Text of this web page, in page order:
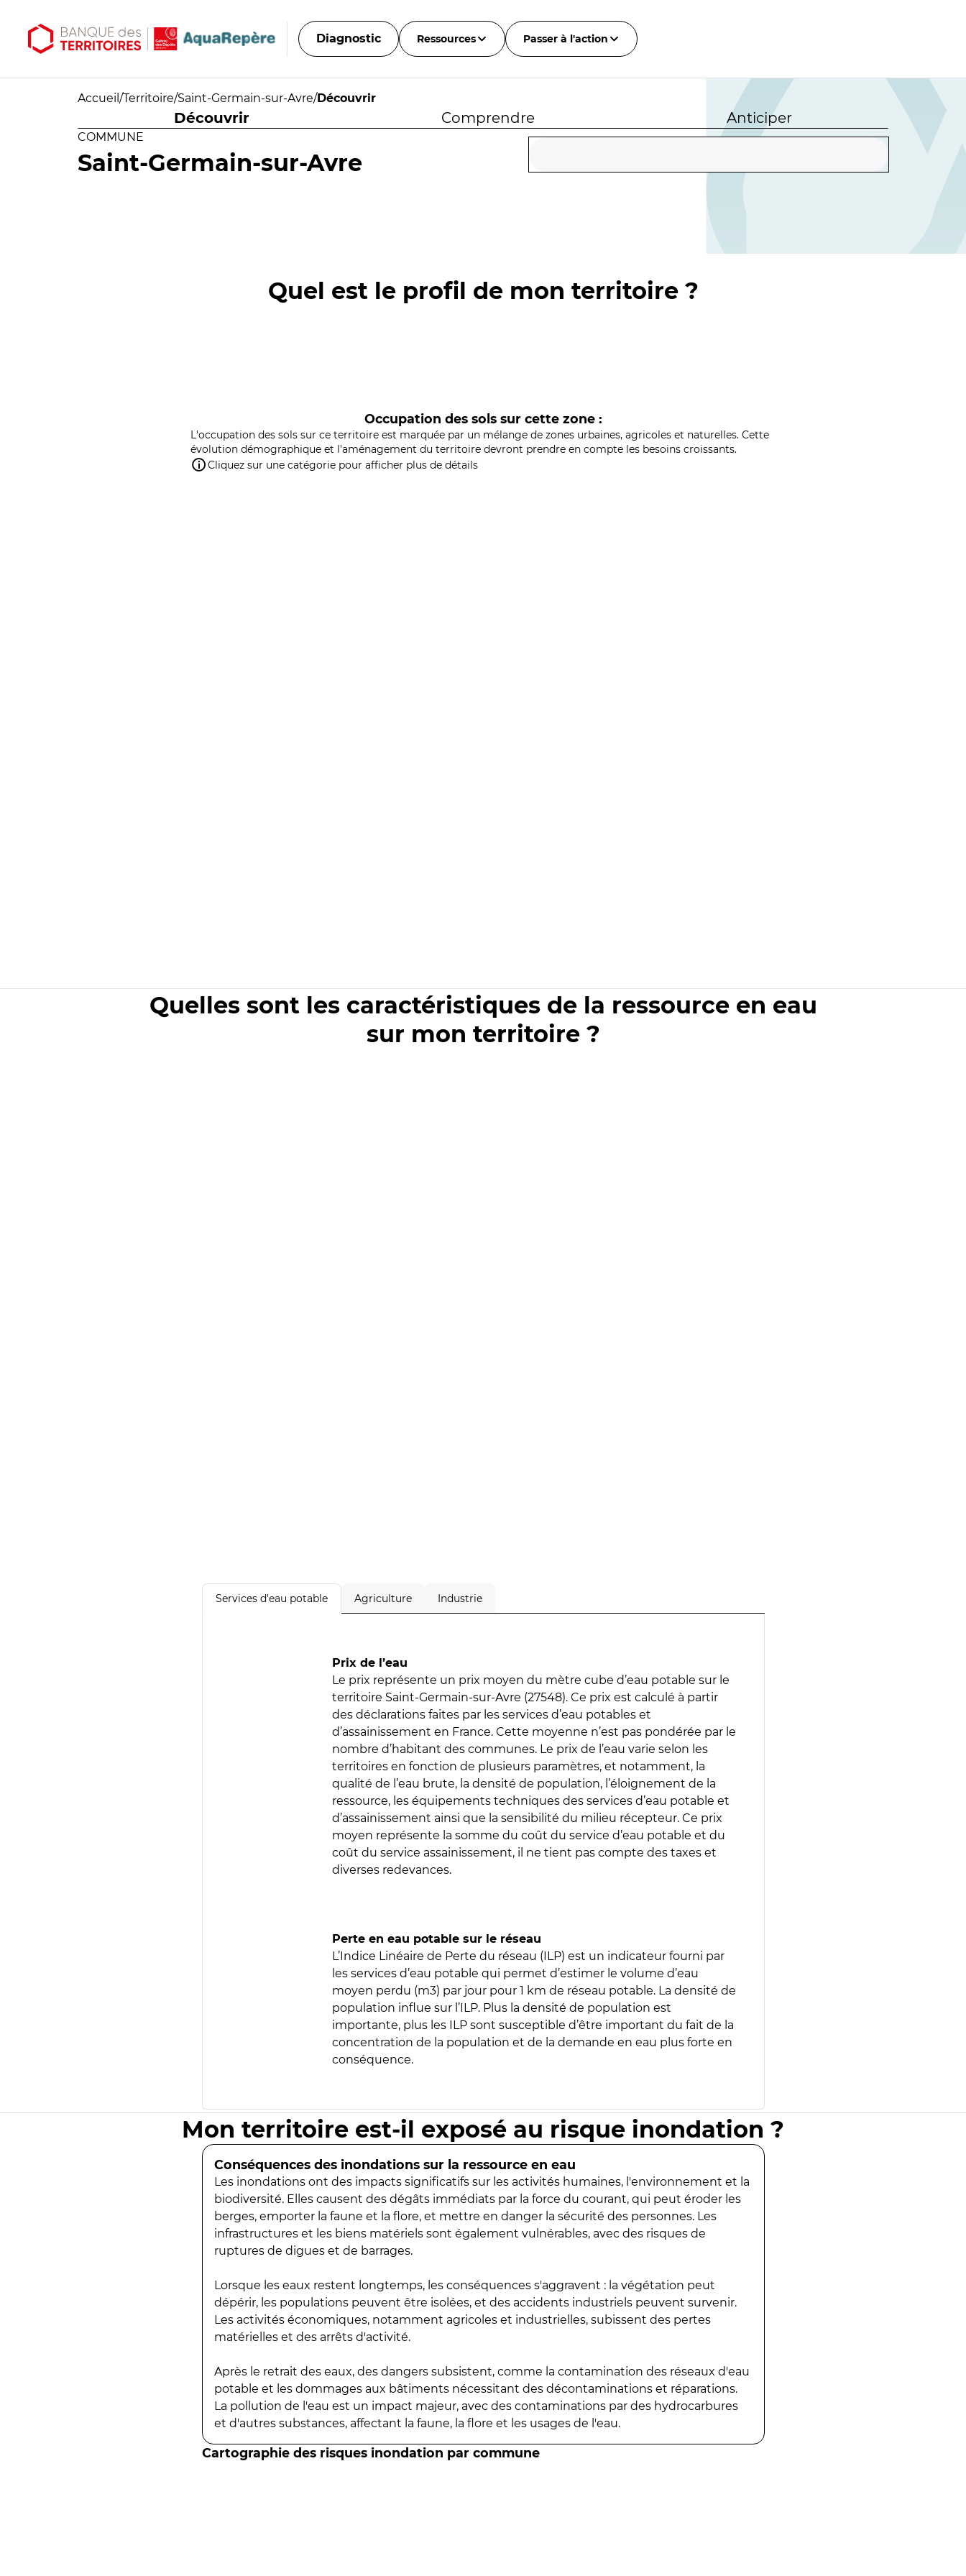
Diagnostic Ressources Passer à l'action
Accueil /Territoire/Saint-Germain-sur-Avre/Découvrir
Découvrir Comprendre Anticiper
COMMUNE
Saint-Germain-sur-Avre
Quel est le profil de mon territoire ?
Occupation des sols sur cette zone :
L'occupation des sols sur ce territoire est marquée par un mélange de zones urbaines, agricoles et naturelles. Cette
évolution démographique et l'aménagement du territoire devront prendre en compte les besoins croissants.
Cliquez sur une catégorie pour afficher plus de détails
Quelles sont les caractéristiques de la ressource en eau
sur mon territoire ?
Services d'eau potable Agriculture Industrie
Prix de l’eau
Le prix représente un prix moyen du mètre cube d’eau potable sur le
territoire Saint-Germain-sur-Avre (27548). Ce prix est calculé à partir
des déclarations faites par les services d’eau potables et
d’assainissement en France. Cette moyenne n’est pas pondérée par le
nombre d’habitant des communes. Le prix de l’eau varie selon les
territoires en fonction de plusieurs paramètres, et notamment, la
qualité de l’eau brute, la densité de population, l’éloignement de la
ressource, les équipements techniques des services d’eau potable et
d’assainissement ainsi que la sensibilité du milieu récepteur. Ce prix
moyen représente la somme du coût du service d’eau potable et du
coût du service assainissement, il ne tient pas compte des taxes et
diverses redevances.
Perte en eau potable sur le réseau
L’Indice Linéaire de Perte du réseau (ILP) est un indicateur fourni par
les services d’eau potable qui permet d’estimer le volume d’eau
moyen perdu (m3) par jour pour 1 km de réseau potable. La densité de
population influe sur l’ILP. Plus la densité de population est
importante, plus les ILP sont susceptible d’être important du fait de la
concentration de la population et de la demande en eau plus forte en
conséquence.
Mon territoire est-il exposé au risque inondation ?
Conséquences des inondations sur la ressource en eau
Les inondations ont des impacts significatifs sur les activités humaines, l'environnement et la
biodiversité. Elles causent des dégâts immédiats par la force du courant, qui peut éroder les
berges, emporter la faune et la flore, et mettre en danger la sécurité des personnes. Les
infrastructures et les biens matériels sont également vulnérables, avec des risques de
ruptures de digues et de barrages.
Lorsque les eaux restent longtemps, les conséquences s'aggravent : la végétation peut
dépérir, les populations peuvent être isolées, et des accidents industriels peuvent survenir.
Les activités économiques, notamment agricoles et industrielles, subissent des pertes
matérielles et des arrêts d'activité.
Après le retrait des eaux, des dangers subsistent, comme la contamination des réseaux d'eau
potable et les dommages aux bâtiments nécessitant des décontaminations et réparations.
La pollution de l'eau est un impact majeur, avec des contaminations par des hydrocarbures
et d'autres substances, affectant la faune, la flore et les usages de l'eau.
Cartographie des risques inondation par commune